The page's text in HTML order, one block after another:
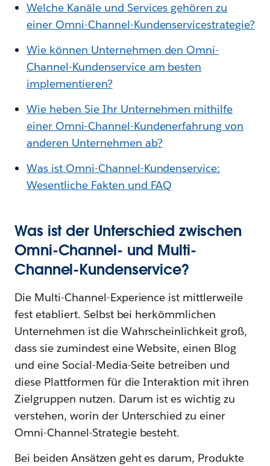
Welche Kanäle und Services gehören zu
einer Omni-Channel-Kundenservicestrategie?
Wie können Unternehmen den Omni-
Channel-Kundenservice am besten
implementieren?
Wie heben Sie Ihr Unternehmen mithilfe
einer Omni-Channel-Kundenerfahrung von
anderen Unternehmen ab?
Was ist Omni-Channel-Kundenservice:
Wesentliche Fakten und FAQ
Was ist der Unterschied zwischen
Omni-Channel- und Multi-
Channel-Kundenservice?
Die Multi-Channel-Experience ist mittlerweile
fest etabliert. Selbst bei herkömmlichen
Unternehmen ist die Wahrscheinlichkeit groß,
dass sie zumindest eine Website, einen Blog
und eine Social-Media-Seite betreiben und
diese Plattformen für die Interaktion mit ihren
Zielgruppen nutzen. Darum ist es wichtig zu
verstehen, worin der Unterschied zu einer
Omni-Channel-Strategie besteht.
Bei beiden Ansätzen geht es darum, Produkte